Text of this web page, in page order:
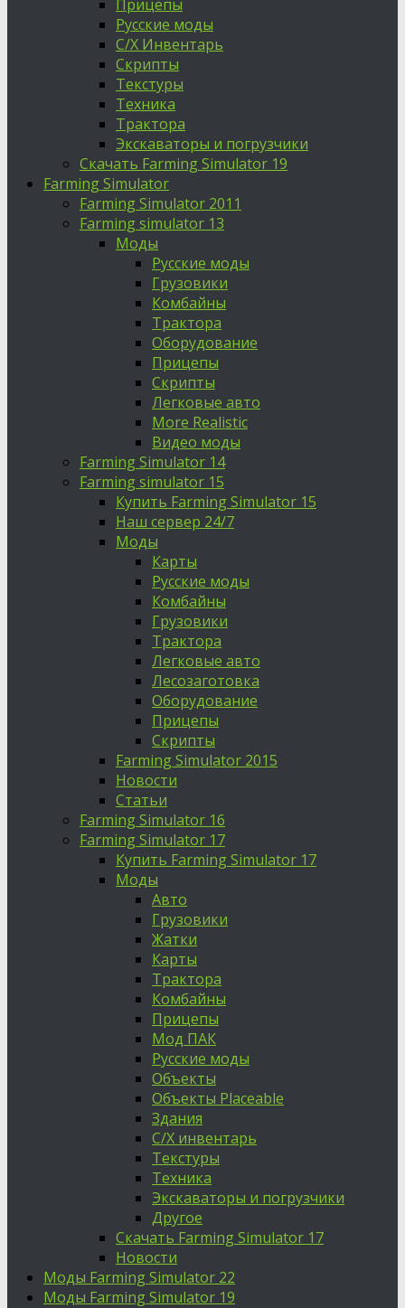
Прицепы
Русские моды
С/Х Инвентарь
Скрипты
Текстуры
Техника
Трактора
Экскаваторы и погрузчики
Скачать Farming Simulator 19
Farming Simulator
Farming Simulator 2011
Farming simulator 13
Моды
Русские моды
Грузовики
Комбайны
Трактора
Оборудование
Прицепы
Скрипты
Легковые авто
More Realistic
Видео моды
Farming Simulator 14
Farming simulator 15
Купить Farming Simulator 15
Наш сервер 24/7
Моды
Карты
Русские моды
Комбайны
Грузовики
Трактора
Легковые авто
Лесозаготовка
Оборудование
Прицепы
Скрипты
Farming Simulator 2015
Новости
Статьи
Farming Simulator 16
Farming Simulator 17
Купить Farming Simulator 17
Моды
Авто
Грузовики
Жатки
Карты
Трактора
Комбайны
Прицепы
Мод ПАК
Русские моды
Объекты
Объекты Placeable
Здания
С/Х инвентарь
Текстуры
Техника
Экскаваторы и погрузчики
Другое
Скачать Farming Simulator 17
Новости
Моды Farming Simulator 22
Моды Farming Simulator 19